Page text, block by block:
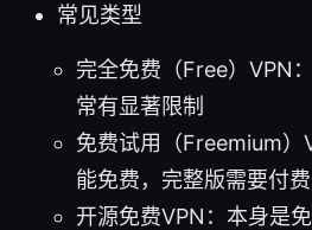
常见类型
完全免费（Free）VPN
常有显著限制
免费试用（Freemium）
能免费，完整版需要付费
开源免费VPN：本身是